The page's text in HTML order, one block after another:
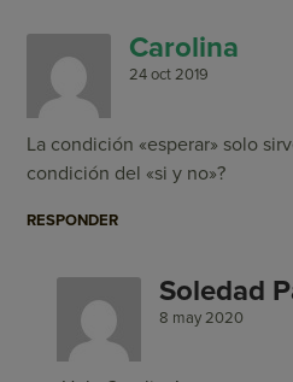
Carolina
24 oct 2019
La condición «esperar» solo
condición del «si y no»?
RESPONDER
Soledad
8 may 2020